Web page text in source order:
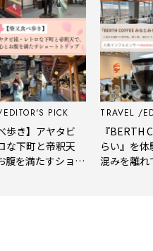
PICK
】アヤタビ
町と帝釈天
たすショー
TRAVEL
『BERTH
らい』を体験
混みを離れて深